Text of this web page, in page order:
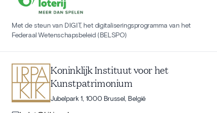
Met de steun van DIGIT, het digitaliseringsprogramma van het
Federaal Wetenschapsbeleid (BELSPO)
Koninklijk Instituut voor het
Kunstpatrimonium
Jubelpark 1, 1000 Brussel, België